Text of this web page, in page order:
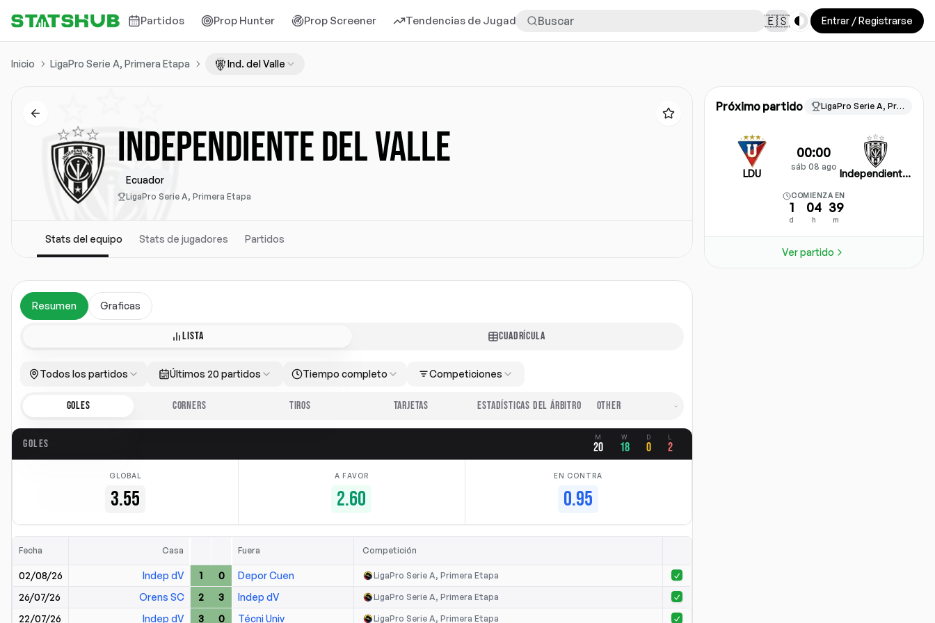
Partidos Prop Hunter Prop Screener Tendencias de Jugadores Más 🇪🇸 Toggle theme
Entrar / Registrarse
Inicio LigaPro Serie A, Primera Etapa Ind. del Valle
INDEPENDIENTE DEL VALLE
Ecuador
LigaPro Serie A, Primera Etapa
Stats del equipo Stats de jugadores Partidos
Próximo partido LigaPro Serie A, Primera Etapa
LDU
00:00
sáb 08 ago
Independiente del Valle
COMIENZA EN
1
d
04
h
39
m
Ver partido
Resumen Graficas
LISTA CUADRÍCULA
Todos los partidos Últimos 20 partidos Tiempo completo Competiciones
GOLES CORNERS TIROS TARJETAS ESTADÍSTICAS DEL ÁRBITRO
GOLES M
20
W
18
D
0
L
2
GLOBAL
3.55
A FAVOR
2.60
EN CONTRA
0.95
Fecha Casa Fuera Competición
02/08/26 Indep dV 1 0 Depor Cuen LigaPro Serie A, Primera Etapa
26/07/26 Orens SC 2 3 Indep dV LigaPro Serie A, Primera Etapa
22/07/26 Indep dV 3 0 Técni Univ LigaPro Serie A, Primera Etapa